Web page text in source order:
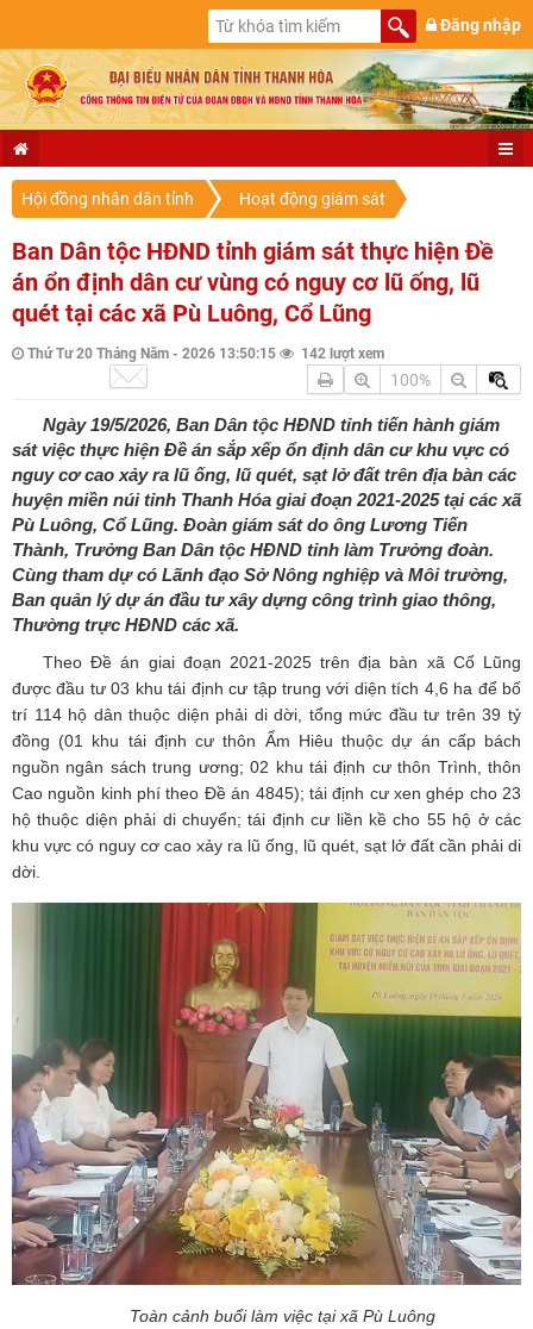
Đăng nhập
Hội đồng nhân dân tỉnh Hoạt động giám sát
Ban Dân tộc HĐND tỉnh giám sát thực hiện Đề
án ổn định dân cư vùng có nguy cơ lũ ống, lũ
quét tại các xã Pù Luông, Cổ Lũng
Thứ Tư 20 Tháng Năm - 2026 13:50:15 142 lượt xem
100%
Ngày 19/5/2026, Ban Dân tộc HĐND tỉnh tiến hành giám
sát việc thực hiện Đề án sắp xếp ổn định dân cư khu vực có
nguy cơ cao xảy ra lũ ống, lũ quét, sạt lở đất trên địa bàn các
huyện miền núi tỉnh Thanh Hóa giai đoạn 2021-2025 tại các xã
Pù Luông, Cổ Lũng. Đoàn giám sát do ông Lương Tiến
Thành, Trưởng Ban Dân tộc HĐND tỉnh làm Trưởng đoàn.
Cùng tham dự có Lãnh đạo Sở Nông nghiệp và Môi trường,
Ban quản lý dự án đầu tư xây dựng công trình giao thông,
Thường trực HĐND các xã.
Theo Đề án giai đoạn 2021-2025 trên địa bàn xã Cổ Lũng
được đầu tư 03 khu tái định cư tập trung với diện tích 4,6 ha để bố
trí 114 hộ dân thuộc diện phải di dời, tổng mức đầu tư trên 39 tỷ
đồng (01 khu tái định cư thôn Ẩm Hiêu thuộc dự án cấp bách
nguồn ngân sách trung ương; 02 khu tái định cư thôn Trình, thôn
Cao nguồn kinh phí theo Đề án 4845); tái định cư xen ghép cho 23
hộ thuộc diện phải di chuyển; tái định cư liền kề cho 55 hộ ở các
khu vực có nguy cơ cao xảy ra lũ ống, lũ quét, sạt lở đất cần phải di
dời.
Toàn cảnh buổi làm việc tại xã Pù Luông